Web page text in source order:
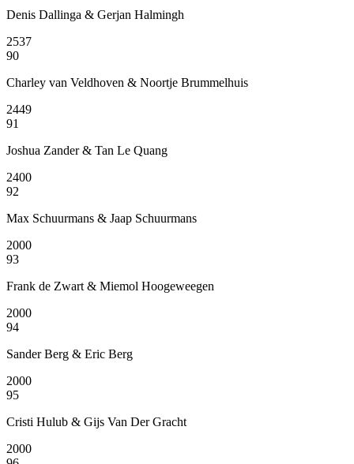
Denis Dallinga & Gerjan Halmingh
2537
90
Charley van Veldhoven & Noortje Brummelhuis
2449
91
Joshua Zander & Tan Le Quang
2400
92
Max Schuurmans & Jaap Schuurmans
2000
93
Frank de Zwart & Miemol Hoogeweegen
2000
94
Sander Berg & Eric Berg
2000
95
Cristi Hulub & Gijs Van Der Gracht
2000